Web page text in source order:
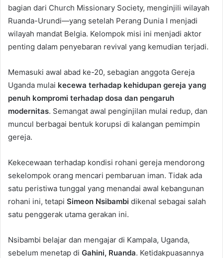
bagian dari Church Missionary Society, menginjili wilayah
Ruanda-Urundi—yang setelah Perang Dunia I menjadi
wilayah mandat Belgia. Kelompok misi ini menjadi aktor
penting dalam penyebaran revival yang kemudian terjadi.
Memasuki awal abad ke-20, sebagian anggota Gereja
Uganda mulai kecewa terhadap kehidupan gereja yang
penuh kompromi terhadap dosa dan pengaruh
modernitas. Semangat awal penginjilan mulai redup, dan
muncul berbagai bentuk korupsi di kalangan pemimpin
gereja.
Kekecewaan terhadap kondisi rohani gereja mendorong
sekelompok orang mencari pembaruan iman. Tidak ada
satu peristiwa tunggal yang menandai awal kebangunan
rohani ini, tetapi Simeon Nsibambi dikenal sebagai salah
satu penggerak utama gerakan ini.
Nsibambi belajar dan mengajar di Kampala, Uganda,
sebelum menetap di Gahini, Ruanda. Ketidakpuasannya